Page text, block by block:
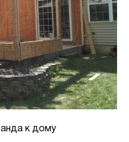
к дому